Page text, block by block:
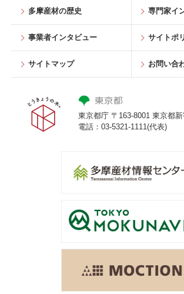
多摩産材の歴史 専門家イ
事業者インタビュー サイトポ
サイトマップ お問い合
東京都庁 〒163-8001 東京都
電話：03-5321-1111(代表)